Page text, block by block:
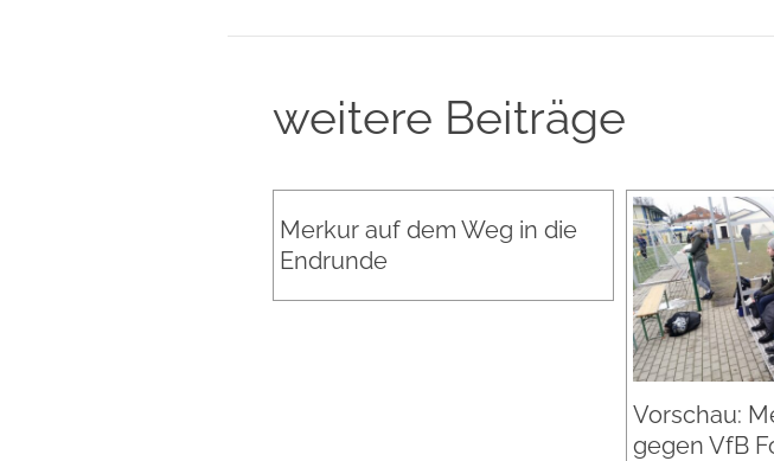
weitere Beiträge
Merkur auf dem Weg in die
Endrunde
Vorschau:
gegen VfB